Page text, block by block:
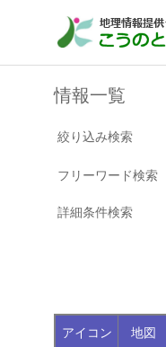
情報一覧
絞り込み検索
フリーワード検索
詳細条件検索
アイコン
地図